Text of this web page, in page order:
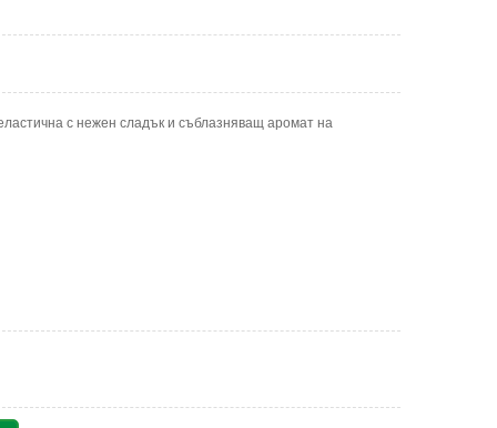
с нежен сладък и съблазняващ аромат на